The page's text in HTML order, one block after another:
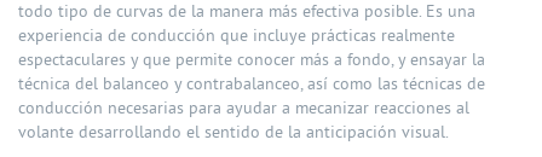
todo tipo de curvas de la manera más efectiva posible. Es una
experiencia de conducción que incluye prácticas realmente
espectaculares y que permite conocer más a fondo, y ensayar la
técnica del balanceo y contrabalanceo, así como las técnicas de
conducción necesarias para ayudar a mecanizar reacciones al
volante desarrollando el sentido de la anticipación visual.